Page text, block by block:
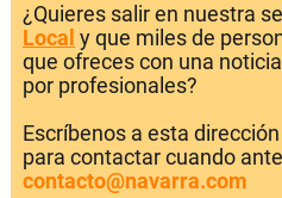
¿Quieres salir en nuestra
Local y que miles de
que ofreces con una
por profesionales?
Escríbenos a esta
para contactar cuando
contacto@navarra.com